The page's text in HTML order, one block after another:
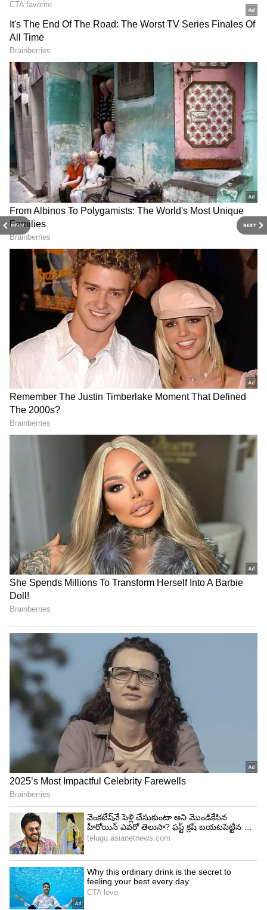
PREV NEXT
Image Credit :
పవర్ పెట్రోల్ కథ ఏంటి?
హిందుస్థాన్ పెట్రోలియం (HPCL) కంపెనీ విక్రయించే హై
పర్‌ఫార్మెన్స్ పెట్రోల్‌ను పవర్ పెట్రోల్ అంటారు. దీని వల్ల కలిగే
లాభాలు కూడా దాదాపు స్పీడ్ పెట్రోల్ లాంటివే. ఇన్‌టేక్
వాల్వ్స్, ఫ్యూయల్ ఇంజెక్టర్లలో ఉండే వ్యర్థాలను ఇది క్లీన్
చేస్తుంది. ఇంజిన్‌లో ఇంధనం సరిగ్గా మండేలా చేసి మైలేజ్
పెంచుతుంది.
అంతేకాకుండా, వాహనం నడిపేటప్పుడు మంచి కంఫర్ట్‌ను,
పవర్ అండ్ యాక్సిలరేషన్‌ను ఇస్తుంది. ఇంజిన్ నాకింగ్
సమస్యను తగ్గిస్తుంది. పవర్ పెట్రోల్ ధర కూడా నార్మల్
పెట్రోల్ కంటే ఎక్కువే ఉంటుంది. ఇందులో పవర్ 99 అనే
వేరియంట్ ధర అన్నింటికంటే చాలా కాస్ట్లీ. అయితే ఈ
ఫీచర్లన్నీ కంపెనీలు మార్కెటింగ్ కోసం చెప్పేవి కూడా అయి
ఉండొచ్చు. ఇవన్నీ అర్థం కావాలంటే ముందుగా మనకు
ఆక్టేన్ రేటింగ్ గురించి తెలియాలి.
Related Articles
Petrol Diesel Price: భారీగా పెరిగిన పెట్రోల్, డీజిల్
ధరలు.. ఇప్పుడే ఎందుకు పెంచారు? కారణాలు చూస్తే
షాక్ అవుతారు !
IPL 2026: ఐపీఎల్ 2026 ప్లేఆఫ్స్ దెబ్బ.. పంత్, అక్షర్,
రహానేలకు దిమ్మతిరిగే షాక్ !
Image Credit :Google
ఏంటి ఈ ఆక్టేన్ రేటింగ్?
పెట్రోల్ అనేది చాలా త్వరగా మండే గుణం ఉన్న ఇంధనం.
ఆక్టేన్ అనే ఖరీదైన కెమికల్‌ను పెట్రోల్‌లో కలుపుతారు.
పెట్రోల్ ఎంత ఎక్కువ ప్రెజర్‌ను తట్టుకోగలదు అనేదానిపై ఈ
ఆక్టేన్ రేటింగ్ ఆధారపడి ఉంటుంది. ఆక్టేన్ నంబర్ ఎక్కువగా
ఉంటే ఇంజిన్ నాకింగ్ లేకుండా స్మూత్‌గా నడుస్తుంది. కానీ
ఆక్టేన్ రేటింగ్ పెరిగేకొద్దీ పెట్రోల్ ధర కూడా బాగా
పెరుగుతుంది. వివిధ పెట్రోల్ రకాల ఆక్టేన్ రేటింగ్స్ ఇలా
ఉన్నాయి..
పెట్రోల్ రకం ఆక్టేన్ రేటింగ్
నార్మల్ పెట్రోల్ - 85 నుంచి 91
స్పీడ్ పెట్రోల్ - 90
పవర్ పెట్రోల్ - 91 నుంచి 94
స్పీడ్ - 97 నుంచి 97
పవర్ - 99 నుంచి 99